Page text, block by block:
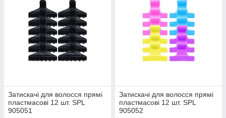
Затискачі для волосся прямі
пластмасові 12 шт. SPL
905051
Затискачі для волосся прямі
пластмасові 12 шт. SPL
905052